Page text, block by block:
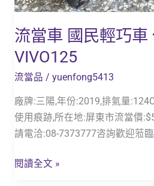
流當車 國民輕巧車
VIVO125
流當品 / yuenfong5413
廠牌:三陽,年份:2019,排氣量
使用痕跡,所在地:屏東市流當價
請電洽:08-7373777咨詢歡迎蒞
閱讀全文 »